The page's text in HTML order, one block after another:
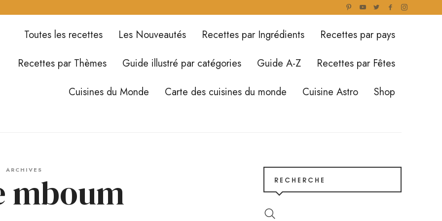
Toutes les recettes Les Nouveautés Recettes par Ingrédients
Recettes par pays
Recettes par Thèmes
Guide illustré par catégories Guide A-Z
Recettes par Fêtes
Cuisines du Monde
Carte des cuisines du monde Cuisine Astro Shop
ARCHIVES
mboum RECHERCHE